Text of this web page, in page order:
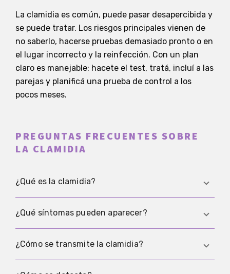
La clamidia es común, puede pasar desapercibida y
se puede tratar. Los riesgos principales vienen de
no saberlo, hacerse pruebas demasiado pronto o en
el lugar incorrecto y la reinfección. Con un plan
claro es manejable: hacete el test, tratá, incluí a las
parejas y planificá una prueba de control a los
pocos meses.
PREGUNTAS FRECUENTES SOBRE
LA CLAMIDIA
¿Qué es la clamidia?
La clamidia es una infección bacteriana que
genital, el recto o la garganta. Muchas
¿Qué síntomas pueden aparecer?
Mucha gente no tiene síntomas. Puede haber
sangrado fuera del periodo o molestias rectales o
¿Cómo se transmite la clamidia?